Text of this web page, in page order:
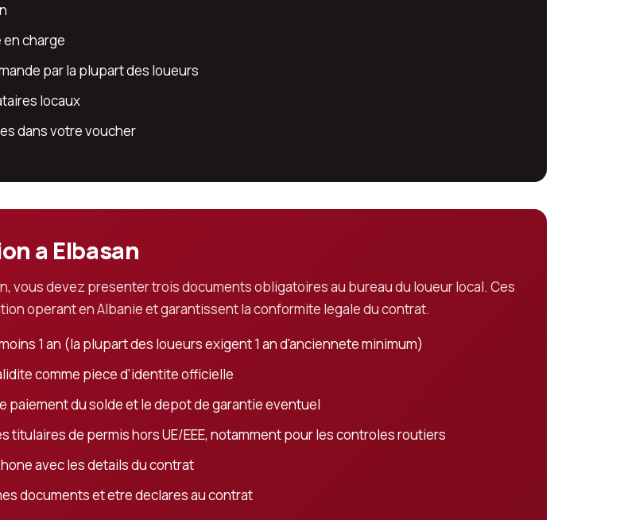
en charge
par la plupart des loueurs
locaux
dans votre voucher
a Elbasan
vous devez presenter trois documents obligatoires au bureau du loueur local. Ces
operant en Albanie et garantissent la conformite legale du contrat.
1 an (la plupart des loueurs exigent 1 an d'anciennete minimum)
comme piece d'identite officielle
paiement du solde et le depot de garantie eventuel
de permis hors UE/EEE, notamment pour les controles routiers
avec les details du contrat
documents et etre declares au contrat